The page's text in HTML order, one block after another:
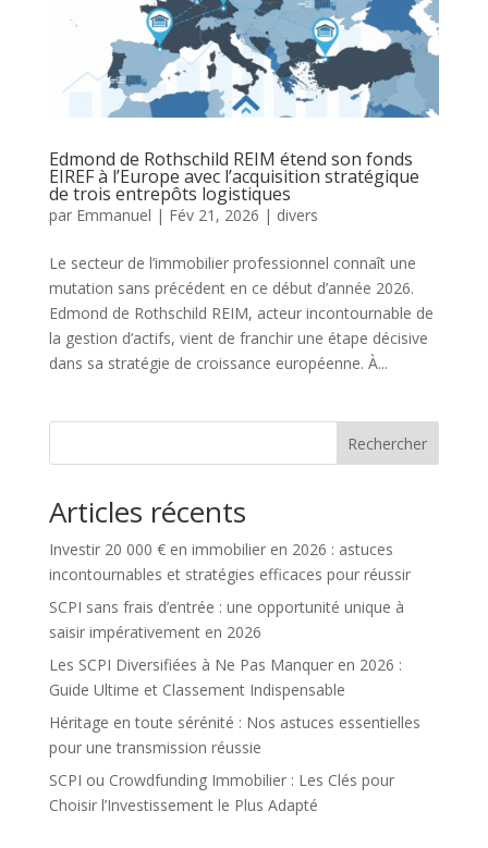
Edmond de Rothschild REIM étend son fonds
EIREF à l’Europe avec l’acquisition stratégique
de trois entrepôts logistiques
par Emmanuel | Fév 21, 2026 | divers
Le secteur de l’immobilier professionnel connaît une
mutation sans précédent en ce début d’année 2026.
Edmond de Rothschild REIM, acteur incontournable de
la gestion d’actifs, vient de franchir une étape décisive
dans sa stratégie de croissance européenne. À...
Rechercher
Articles récents
Investir 20 000 € en immobilier en 2026 : astuces
incontournables et stratégies efficaces pour réussir
SCPI sans frais d’entrée : une opportunité unique à
saisir impérativement en 2026
Les SCPI Diversifiées à Ne Pas Manquer en 2026 :
Guide Ultime et Classement Indispensable
Héritage en toute sérénité : Nos astuces essentielles
pour une transmission réussie
SCPI ou Crowdfunding Immobilier : Les Clés pour
Choisir l’Investissement le Plus Adapté